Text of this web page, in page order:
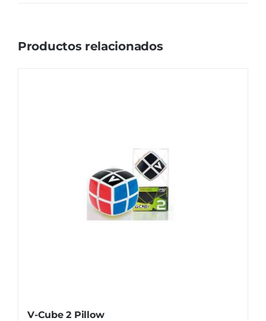
Productos relacionados
V-Cube 2 Pillow